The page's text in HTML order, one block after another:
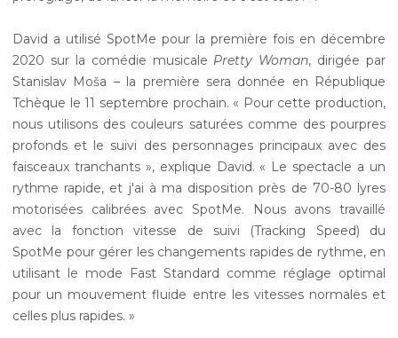
David a utilisé SpotMe pour la première fois en décembre
2020 sur la comédie musicale Pretty Woman, dirigée par
Stanislav Moša – la première sera donnée en République
Tchèque le 11 septembre prochain. « Pour cette production,
nous utilisons des couleurs saturées comme des pourpres
profonds et le suivi des personnages principaux avec des
faisceaux tranchants », explique David. « Le spectacle a un
rythme rapide, et j'ai à ma disposition près de 70-80 lyres
motorisées calibrées avec SpotMe. Nous avons travaillé
avec la fonction vitesse de suivi (Tracking Speed) du
SpotMe pour gérer les changements rapides de rythme, en
utilisant le mode Fast Standard comme réglage optimal
pour un mouvement fluide entre les vitesses normales et
celles plus rapides. »